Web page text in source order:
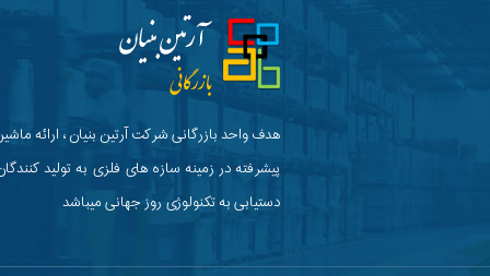
هدف واحد بازرگانی شرکت آرتین بنیان ، ارائه
پیشرفته در زمینه سازه های فلزی به تولید
دستیابی به تکنولوژی روز جهانی میباشد